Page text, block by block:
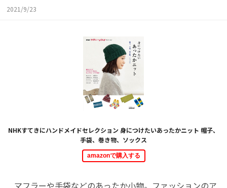
2021/9/23
NHKすてきにハンドメイドセレクション 身につけたいあったかニット 帽子、
手袋、巻き物、ソックス
amazonで購入する
マフラーや手袋などのあったか小物。ファッションのア